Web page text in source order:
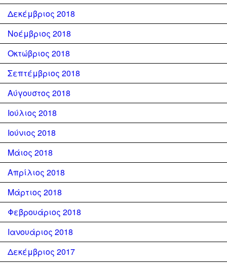
Δεκέμβριος 2018
Νοέμβριος 2018
Οκτώβριος 2018
Σεπτέμβριος 2018
Αύγουστος 2018
Ιούλιος 2018
Ιούνιος 2018
Μάιος 2018
Απρίλιος 2018
Μάρτιος 2018
Φεβρουάριος 2018
Ιανουάριος 2018
Δεκέμβριος 2017